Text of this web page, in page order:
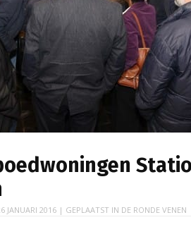
JANUARI 2016 | GEPLAATST IN DE RONDE VENEN